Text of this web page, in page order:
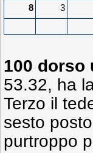
8
3
100 dorso
53.32, ha
Terzo il
sesto
purtroppo